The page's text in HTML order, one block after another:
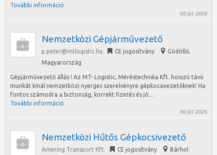
További információ
30 júl 2026
Nemzetközi Gépjárművezető
p.peter@mtlogistic.hu CE jogosítvány Gödöllő,
Magyarország
Gépjárművezető állás ! Az MT- Logistic, Méréstechnika Kft. hosszú távú
munkát kínál nemzetközi nyerges szerelvényre gépkocsivezetőknek! Ha
fontos számodra a biztonság, korrekt fizetés és jó…
További információ
30 júl 2026
Nemzetközi Hűtős Gépkocsivezető
Amering Transport Kft. CE jogosítvány Bárhol